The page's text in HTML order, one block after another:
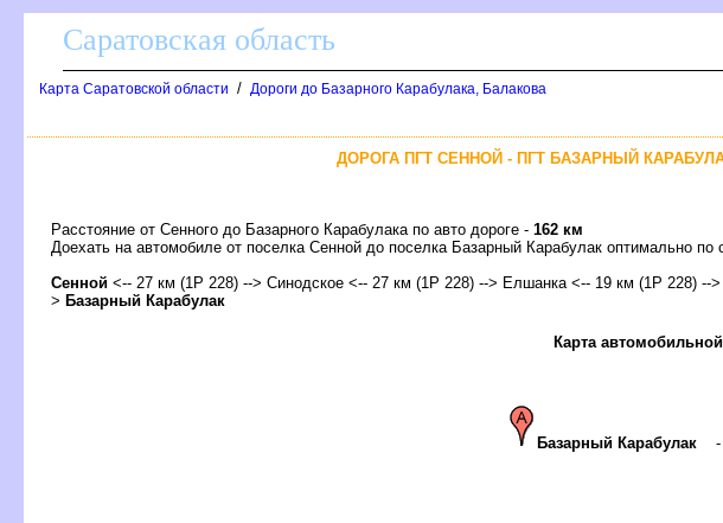
Саратовская область
Карта Саратовской области / Дороги до Базарного Карабулака, Балакова
ДОРОГА ПГТ СЕННОЙ - ПГТ БАЗАРНЫЙ
Расстояние от Сенного до Базарного Карабулака по авто дороге - 162 км
Доехать на автомобиле от поселка Сенной до поселка Базарный Карабулак оптимально
Сенной <-- 27 км (1Р 228) --> Синодское <-- 27 км (1Р 228) --> Елшанка <-- 19 км (1Р 228)
> Базарный Карабулак
Карта
Базарный Карабулак